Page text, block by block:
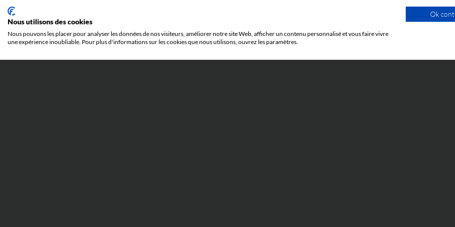
Nous utilisons des cookies
Nous pouvons les placer pour analyser les données de nos visiteurs, améliorer notre site Web, afficher un contenu personnalisé et vous faire vivre
une expérience inoubliable. Pour plus d'informations sur les cookies que nous utilisons, ouvrez les paramètres.
Ok